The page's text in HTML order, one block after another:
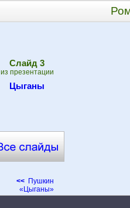
Cлайд 3
из презентации
Цыганы
<< Пушкин
«Цыганы»